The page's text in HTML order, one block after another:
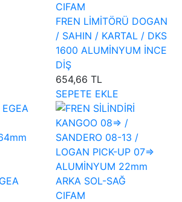
CIFAM
FREN LİMİTÖRÜ DOGAN
/ SAHIN / KARTAL / DKS
1600 ALUMİNYUM İNCE
DİŞ
654,66 TL
SEPETE EKLE
CIFAM